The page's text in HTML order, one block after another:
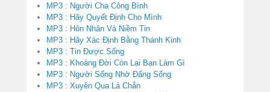
MP3 : Người Cha Công Bình
MP3 : Hãy Quyết Định Cho Mình
MP3 : Hôn Nhân Và Niềm Tin
MP3 : Hãy Xác Định Bằng Thánh Kinh
MP3 : Tin Được Sống
MP3 : Khoảng Đời Còn Lại Bạn Làm Gì
MP3 : Người Sống Nhờ Đấng Sống
MP3 : Xuyên Qua Lá Chắn